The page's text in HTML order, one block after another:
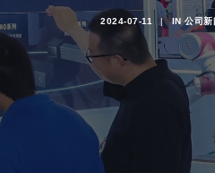
2024-07-11 | IN公司新